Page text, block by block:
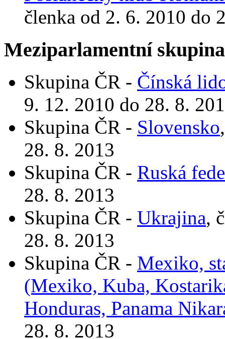
členka od 2. 6. 2010 do
Meziparlamentní
Skupina ČR - Čínská
9. 12. 2010 do 28. 8.
Skupina ČR - Slovensko
28. 8. 2013
Skupina ČR - Ruská
28. 8. 2013
Skupina ČR - Ukrajina,
28. 8. 2013
Skupina ČR - Mexiko,
(Mexiko, Kuba,
Honduras, Panama
28. 8. 2013